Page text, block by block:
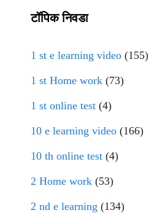
टॉपिक निवडा
1 st e learning video (155)
1 st Home work (73)
1 st online test (4)
10 e learning video (166)
10 th online test (4)
2 Home work (53)
2 nd e learning (134)